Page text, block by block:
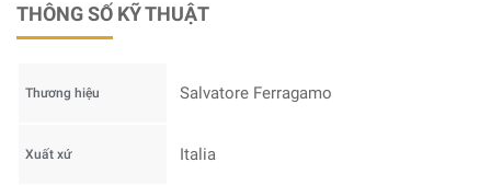
THÔNG SỐ KỸ THUẬT
Thương hiệu Salvatore Ferragamo
Xuất xứ Italia